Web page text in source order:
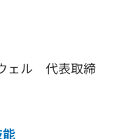
ェル 代表取締